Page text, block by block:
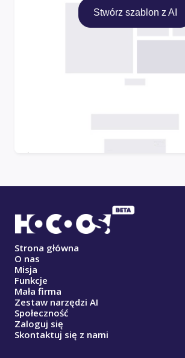
Stwórz szablon z AI
Strona główna
O nas
Misja
Funkcje
Mała firma
Zestaw narzędzi AI
Społeczność
Zaloguj się
Skontaktuj się z nami